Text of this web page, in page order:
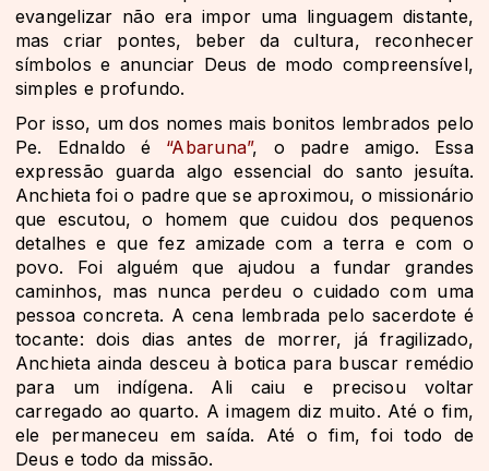
evangelizar não era impor uma linguagem distante,
mas criar pontes, beber da cultura, reconhecer
símbolos e anunciar Deus de modo compreensível,
simples e profundo.
Por isso, um dos nomes mais bonitos lembrados pelo
Pe. Ednaldo é “Abaruna”, o padre amigo. Essa
expressão guarda algo essencial do santo jesuíta.
Anchieta foi o padre que se aproximou, o missionário
que escutou, o homem que cuidou dos pequenos
detalhes e que fez amizade com a terra e com o
povo. Foi alguém que ajudou a fundar grandes
caminhos, mas nunca perdeu o cuidado com uma
pessoa concreta. A cena lembrada pelo sacerdote é
tocante: dois dias antes de morrer, já fragilizado,
Anchieta ainda desceu à botica para buscar remédio
para um indígena. Ali caiu e precisou voltar
carregado ao quarto. A imagem diz muito. Até o fim,
ele permaneceu em saída. Até o fim, foi todo de
Deus e todo da missão.